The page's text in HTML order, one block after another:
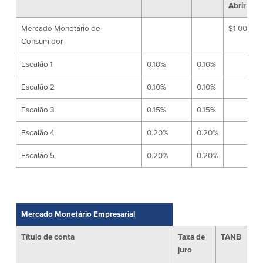
Segurança
Segurança
Programa de sensibilização do
Recursos
Comunidade
Comunidade
Programas de
educação
Donativos e patrocínios
Abrir
Mercado Monetário de
Consumidor
$1.000.00
Escalão 1 0.10% 0.10%
Escalão 2 0.10% 0.10%
Escalão 3 0.15% 0.15%
Escalão 4 0.20% 0.20%
Escalão 5 0.20% 0.20%
Mercado Monetário Empresarial
Título de conta
Taxa de
juro
TANB